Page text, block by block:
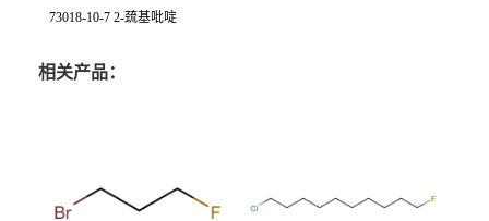
73018-10-7 2-巯基吡啶
相关产品：